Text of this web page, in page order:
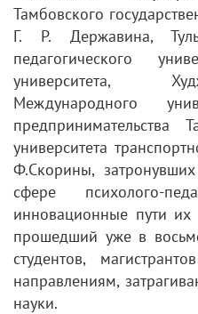
Тамбовского
Г. Р. Державина,
педагогического
университета,
Международного
предпринимательства
университета
Ф.Скорины,
сфере психолого-
инновационные пути их
прошедший уже в
студентов,
направлениям,
науки.